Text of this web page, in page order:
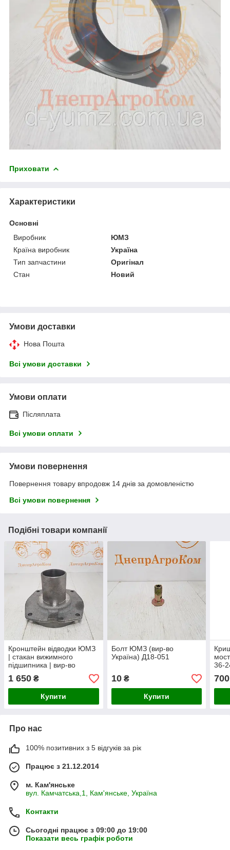
Приховати
Характеристики
Основні
Виробник
ЮМЗ
Країна виробник
Україна
Тип запчастини
Оригінал
Стан
Новий
Умови доставки
Нова Пошта
Всі умови доставки
Умови оплати
Післяплата
Всі умови оплати
Умови повернення
Повернення товару впродовж 14 днів за домовленістю
Всі умови повернення
Подібні товари компанії
Кронштейн відводки ЮМЗ
| стакан вижимного
підшипника | вир-во
Україна | 36-1604028
1 650 ₴
Купити
Болт ЮМЗ (вир-во
Україна) Д18-051
10₴
Купити
36-
700
Про нас
100% позитивних з 5 відгуків за рік
Працює з 21.12.2014
м. Кам'янське
вул. Камчатська,1, Кам'янське, Україна
Контакти
Сьогодні працює з 09:00 до 19:00
Показати весь графік роботи